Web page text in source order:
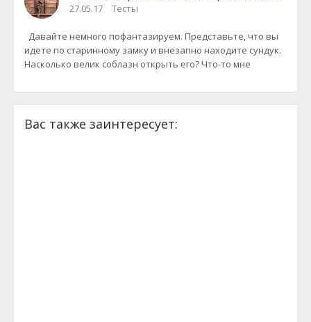
27.05.17 Тесты
Давайте немного пофантазируем. Представьте, что вы
идете по старинному замку и внезапно находите сундук.
Насколько велик соблазн открыть его? Что-то мне
Вас также заинтересует: